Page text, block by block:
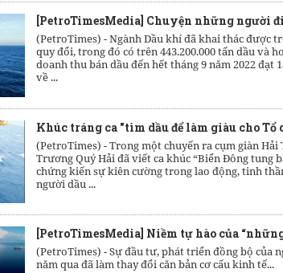
[PetroTimesMedia] Chuyện những người
(PetroTimes) -Ngành Dầu khí đã khai thác được
quy đổi, trong đó có trên 443.200.000 tấn dầu và
doanh thu bán dầu đến hết tháng 9 năm 2022 đạt
về ...
Khúc tráng ca "tìm dầu để làm giàu cho Tổ
(PetroTimes) -Trong một chuyến ra cụm giàn Hải
Trương Quý Hải đã viết ca khúc “Biển Đông tung
chứng kiến sự kiên cường trong lao động, tinh
người dầu ...
[PetroTimesMedia] Niềm tự hào của
(PetroTimes) -Sự đầu tư, phát triển đồng bộ của
năm qua đã làm thay đổi căn bản cơ cấu kinh tế...